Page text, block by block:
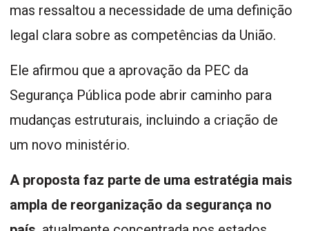
mas ressaltou a necessidade de uma definição
legal clara sobre as competências da União.
Ele afirmou que a aprovação da PEC da
Segurança Pública pode abrir caminho para
mudanças estruturais, incluindo a criação de
um novo ministério.
A proposta faz parte de uma estratégia mais
ampla de reorganização da segurança no